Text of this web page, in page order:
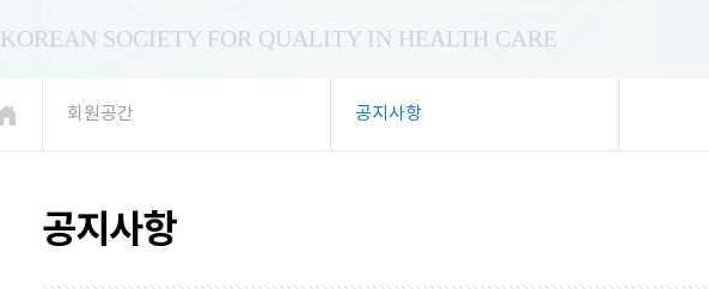
KOREAN SOCIETY FOR QUALITY IN HEALTH CARE
회원공간 공지사항
공지사항